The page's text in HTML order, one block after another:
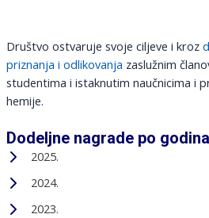
Društvo ostvaruje svoje ciljeve i kroz
priznanja i odlikovanja zaslužnim
studentima i istaknutim naučnicima i
hemije.
Dodeljne nagrade po
2025.
2024.
2023.